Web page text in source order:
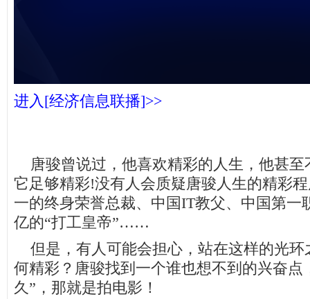
进入[经济信息联播]>>
唐骏曾说过，他喜欢精彩的人生，他甚至
它足够精彩!没有人会质疑唐骏人生的精彩
一的终身荣誉总裁、中国IT教父、中国第一
亿的“打工皇帝”……
但是，有人可能会担心，站在这样的光环
何精彩？唐骏找到一个谁也想不到的兴奋点
久”，那就是拍电影！